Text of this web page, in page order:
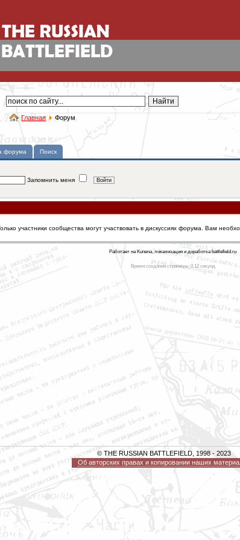
Главная Форум
форума Поиск
Запомнить меня
участники сообщества могут участвовать в дискуссиях форума. Вам
Работает на Kunena, локализация и доработка battlefield.ru
Время создания страницы: 0.12 секунд
© THE RUSSIAN BATTLEFIELD, 1998 - 2023
Об авторских правах и копировании наших